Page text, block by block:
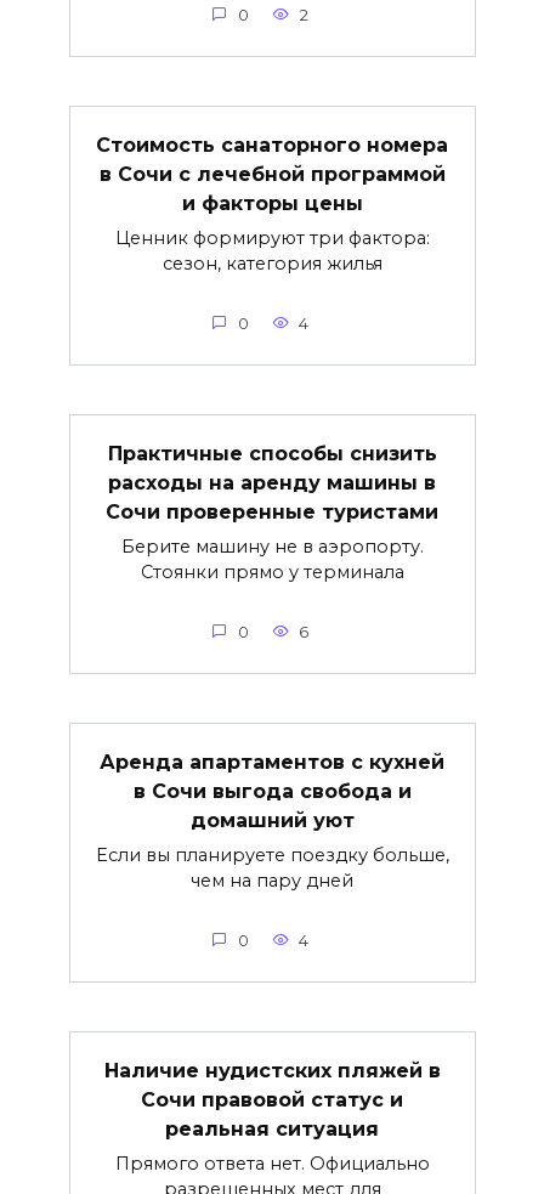
0 2
Стоимость санаторного номера
в Сочи с лечебной программой
и факторы цены
Ценник формируют три фактора:
сезон, категория жилья
0 4
Практичные способы снизить
расходы на аренду машины в
Сочи проверенные туристами
Берите машину не в аэропорту.
Стоянки прямо у терминала
0 6
Аренда апартаментов с кухней
в Сочи выгода свобода и
домашний уют
Если вы планируете поездку больше,
чем на пару дней
0 4
Наличие нудистских пляжей в
Сочи правовой статус и
реальная ситуация
Прямого ответа нет. Официально
разрешенных мест для